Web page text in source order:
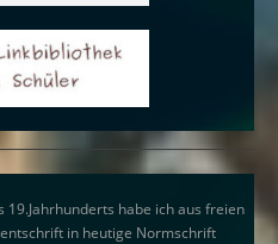
habe ich aus freien
in heutige Normschrift